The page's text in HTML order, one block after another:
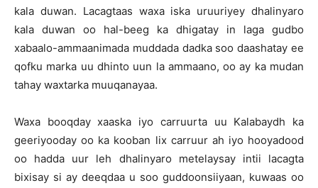
kala duwan. Lacagtaas waxa iska uruuriyey dhalinyaro
kala duwan oo hal-beeg ka dhigatay in laga gudbo
xabaalo-ammaanimada muddada dadka soo daashatay ee
qofku marka uu dhinto uun la ammaano, oo ay ka mudan
tahay waxtarka muuqanayaa.
Waxa booqday xaaska iyo carruurta uu Kalabaydh ka
geeriyooday oo ka kooban lix carruur ah iyo hooyadood
oo hadda uur leh dhalinyaro metelaysay intii lacagta
bixisay si ay deeqdaa u soo guddoonsiiyaan, kuwaas oo